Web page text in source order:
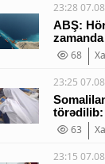
России:
23:28
ABŞ:
68
23:25
törədilib:
63
23:15